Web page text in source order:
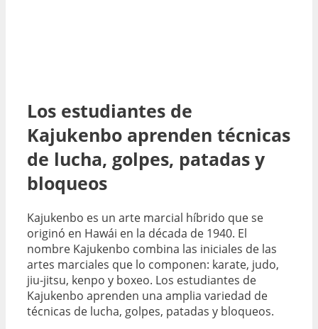
Los estudiantes de
Kajukenbo aprenden técnicas
de lucha, golpes, patadas y
bloqueos
Kajukenbo es un arte marcial híbrido que se
originó en Hawái en la década de 1940. El
nombre Kajukenbo combina las iniciales de las
artes marciales que lo componen: karate, judo,
jiu-jitsu, kenpo y boxeo. Los estudiantes de
Kajukenbo aprenden una amplia variedad de
técnicas de lucha, golpes, patadas y bloqueos.